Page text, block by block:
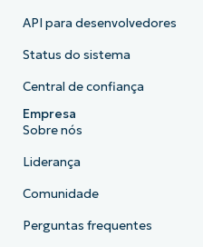
API para desenvolvedores
Status do sistema
Central de confiança
Empresa
Sobre nós
Liderança
Comunidade
Perguntas frequentes